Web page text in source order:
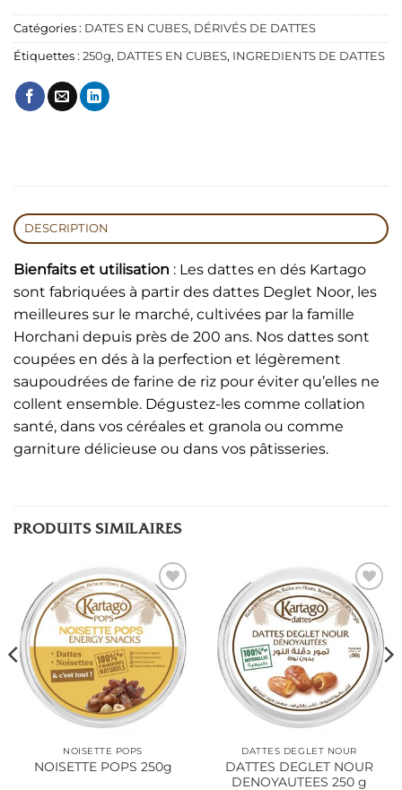
Catégories : DATES EN CUBES, DÉRIVÉS DE DATTES
Étiquettes : 250g, DATTES EN CUBES, INGREDIENTS DE DATTES
DESCRIPTION
Bienfaits et utilisation : Les dattes en dés Kartago
sont fabriquées à partir des dattes Deglet Noor, les
meilleures sur le marché, cultivées par la famille
Horchani depuis près de 200 ans. Nos dattes sont
coupées en dés à la perfection et légèrement
saupoudrées de farine de riz pour éviter qu’elles ne
collent ensemble. Dégustez-les comme collation
santé, dans vos céréales et granola ou comme
garniture délicieuse ou dans vos pâtisseries.
PRODUITS SIMILAIRES
Ajouter
à la liste
d’envies
NOISETTE POPS
NOISETTE POPS 250g
Ajouter
à la liste
d’envies
DATTES DEGLET NOUR
DATTES DEGLET NOUR
DENOYAUTEES 250 g